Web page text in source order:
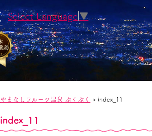
Select Language ▼
やまなしフルーツ温泉 ぷくぷく > index_11
index_11